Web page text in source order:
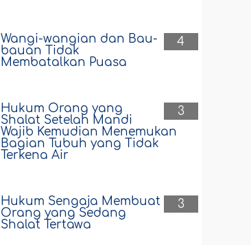
4
Wangi-wangian dan Bau-
bauan Tidak
Membatalkan Puasa
3
Hukum Orang yang
Shalat Setelah Mandi
Wajib Kemudian Menemukan
Bagian Tubuh yang Tidak
Terkena Air
3
Hukum Sengaja Membuat
Orang yang Sedang
Shalat Tertawa